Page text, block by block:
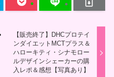
【販売終了】DHCプロテイ
ンダイエットMCTプラス＆
ハローキティ・シナモロー
ルデザインシェーカーの購
入レポ＆感想【写真あり】